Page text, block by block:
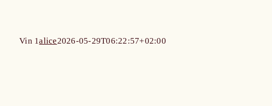
Vin 1alice2026-05-29T06:22:57+02:00